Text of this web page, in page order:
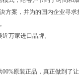
案，并为的国内企业寻求
万家进口品牌。
原装正品，真正做到了